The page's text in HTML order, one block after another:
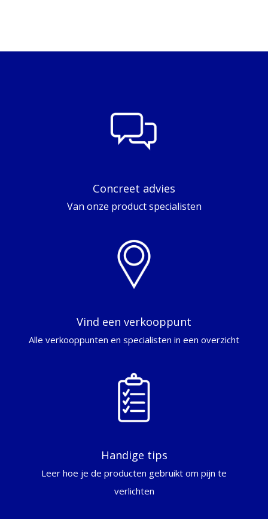
Concreet advies
Van onze product specialisten
Vind een verkooppunt
Alle verkooppunten en specialisten in een overzicht
Handige tips
Leer hoe je de producten gebruikt om pijn te
verlichten